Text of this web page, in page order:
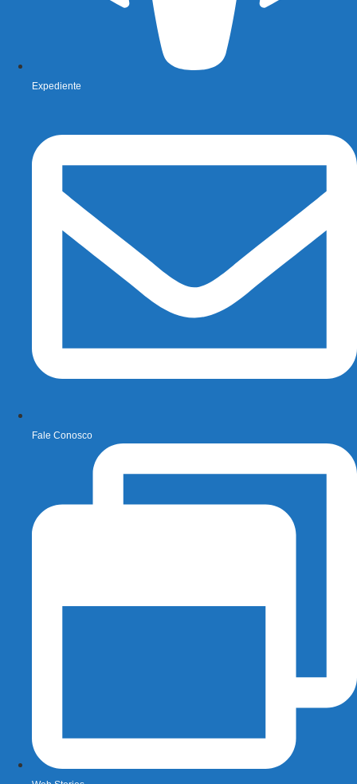
Expediente
Fale Conosco